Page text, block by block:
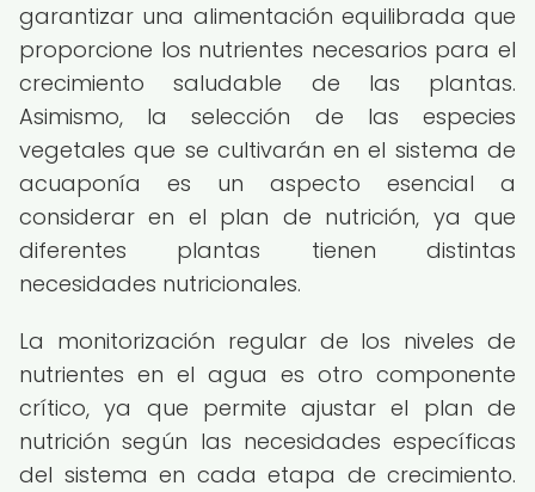
garantizar una alimentación equilibrada que
proporcione los nutrientes necesarios para el
crecimiento saludable de las plantas.
Asimismo, la selección de las especies
vegetales que se cultivarán en el sistema de
acuaponía es un aspecto esencial a
considerar en el plan de nutrición, ya que
diferentes plantas tienen distintas
necesidades nutricionales.
La monitorización regular de los niveles de
nutrientes en el agua es otro componente
crítico, ya que permite ajustar el plan de
nutrición según las necesidades específicas
del sistema en cada etapa de crecimiento.